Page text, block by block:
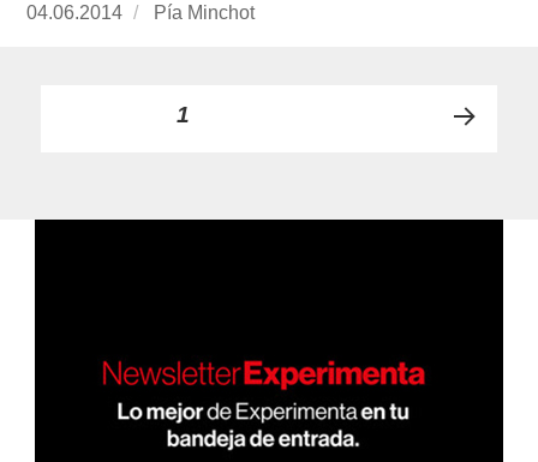
Publicado
04.06.2014 https://www.experimenta.es/author/pia/
Pía Minchot
Paginación
entradas
PÁGINA1